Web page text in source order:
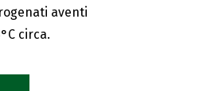
aventi
circa.